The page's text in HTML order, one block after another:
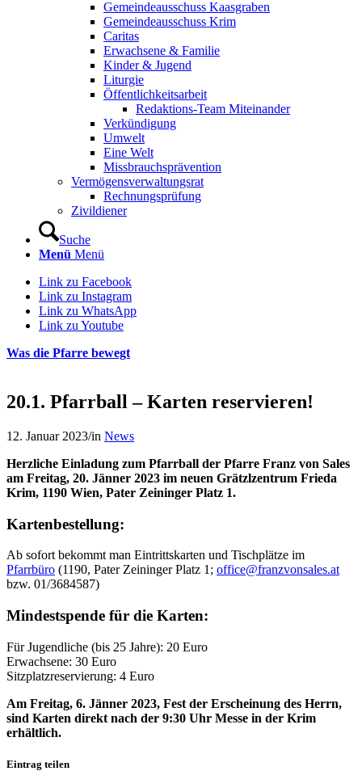
Gemeindeausschuss Kaasgraben
Gemeindeausschuss Krim
Caritas
Erwachsene & Familie
Kinder & Jugend
Liturgie
Öffentlichkeitsarbeit
Redaktions-Team Miteinander
Verkündigung
Umwelt
Eine Welt
Missbrauchsprävention
Vermögensverwaltungsrat
Rechnungsprüfung
Zivildiener
Suche
Menü Menü
Link zu Facebook
Link zu Instagram
Link zu WhatsApp
Link zu Youtube
Was die Pfarre bewegt
20.1. Pfarrball – Karten reservieren!
12. Januar 2023/in News
Herzliche Einladung zum Pfarrball der Pfarre Franz von Sales
am Freitag, 20. Jänner 2023 im neuen Grätzlzentrum Frieda
Krim, 1190 Wien, Pater Zeininger Platz 1.
Kartenbestellung:
Ab sofort bekommt man Eintrittskarten und Tischplätze im
Pfarrbüro (1190, Pater Zeininger Platz 1; office@franzvonsales.at
bzw. 01/3684587)
Mindestspende für die Karten:
Für Jugendliche (bis 25 Jahre): 20 Euro
Erwachsene: 30 Euro
Sitzplatzreservierung: 4 Euro
Am Freitag, 6. Jänner 2023, Fest der Erscheinung des Herrn,
sind Karten direkt nach der 9:30 Uhr Messe in der Krim
erhältlich.
Eintrag teilen